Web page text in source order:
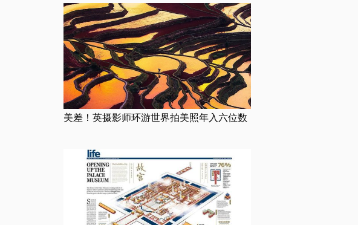
美差！英摄影师环游世界拍美照年入六位数